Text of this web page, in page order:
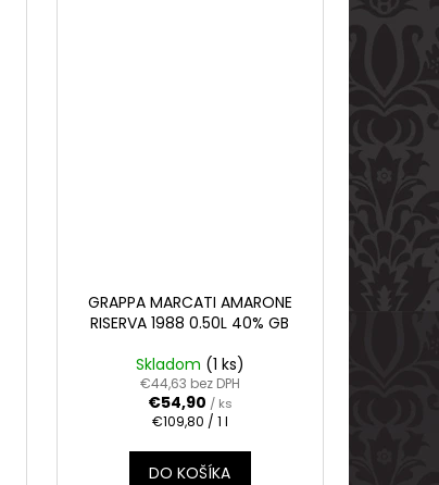
GRAPPA MARCATI AMARONE
RISERVA 1988 0.50L 40% GB
Skladom (1 ks)
€44,63 bez DPH
€54,90 / ks
Jednotková
€109,80 / 1 l
DO KOŠÍKA